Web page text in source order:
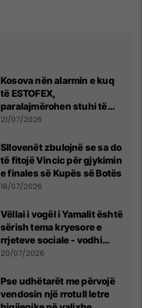
Kosova nën alarmin e kuq
të ESTOFEX,
paralajmërohen stuhi të
fuqishme me breshër dhe
21/07/2026
Sllovenët zbulojnë se sa do
të fitojë Vincic për gjykimin
e finales së Kupës së Botës
18/07/2026
Vëllai i vogël i Yamalit është
sërish tema kryesore e
rrjeteve sociale - vodhi
vëmendjen pas finales së
20/07/2026
Pse udhëtarët me përvojë
vendosin një rrotull letre